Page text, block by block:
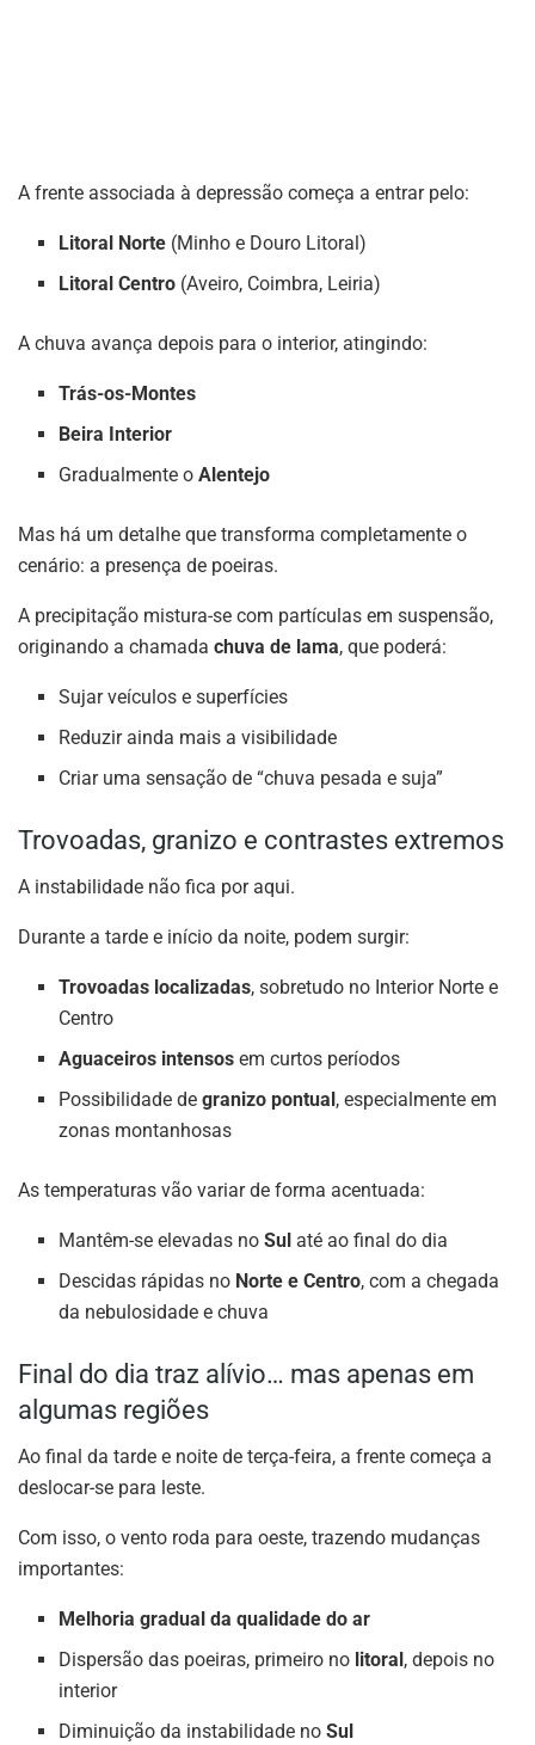
A frente associada à depressão começa a entrar pelo:
Litoral Norte (Minho e Douro Litoral)
Litoral Centro (Aveiro, Coimbra, Leiria)
A chuva avança depois para o interior, atingindo:
Trás-os-Montes
Beira Interior
Gradualmente oAlentejo
Mas há um detalhe que transforma completamente o
cenário: a presença de poeiras.
A precipitação mistura-se com partículas em suspensão,
originando a chamada chuva de lama, que poderá:
Sujar veículos e superfícies
Reduzir ainda mais a visibilidade
Criar uma sensação de “chuva pesada e suja”
Trovoadas, granizo e contrastes extremos
A instabilidade não fica por aqui.
Durante a tarde e início da noite, podem surgir:
Trovoadas localizadas, sobretudo no Interior Norte e
Centro
Aguaceiros intensos em curtos períodos
Possibilidade degranizo pontual, especialmente em
zonas montanhosas
As temperaturas vão variar de forma acentuada:
Mantêm-se elevadas noSul até ao final do dia
Descidas rápidas no Norte e Centro, com a chegada
da nebulosidade e chuva
Final do dia traz alívio… mas apenas em
algumas regiões
Ao final da tarde e noite de terça-feira, a frente começa a
deslocar-se para leste.
Com isso, o vento roda para oeste, trazendo mudanças
importantes:
Melhoria gradual da qualidade do ar
Dispersão das poeiras, primeiro no litoral, depois no
interior
Diminuição da instabilidade noSul